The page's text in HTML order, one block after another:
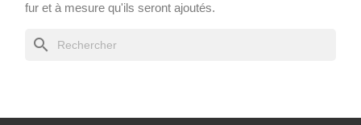
fur et à mesure qu'ils seront ajoutés.
search